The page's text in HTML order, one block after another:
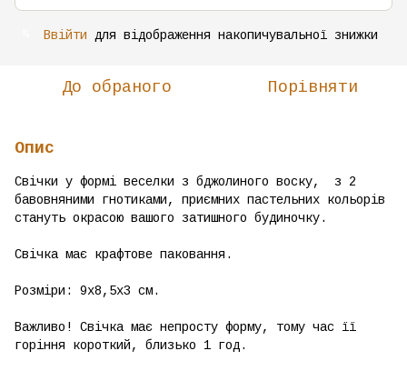
Ввійти для відображення накопичувальної знижки
До обраного Порівняти
Опис
Свічки у формі веселки з бджолиного воску, з 2
бавовняними гнотиками, приємних пастельних кольорів
стануть окрасою вашого затишного будиночку.
Свічка має крафтове паковання.
Розміри: 9х8,5х3 см.
Важливо! Свічка має непросту форму, тому час її
горіння короткий, близько 1 год.